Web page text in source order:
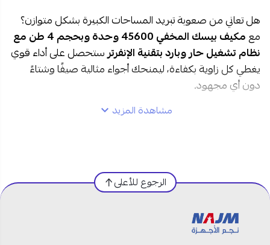
هل تعاني من صعوبة تبريد المساحات الكبيرة بشكل متوازن؟
مع
مكيف بيسك المخفي 45600 وحدة وبحجم 4 طن مع
نظام تشغيل حار وباردبتقنية الإنفرترستحصل على أداء قوي
يغطي كل زاوية بكفاءة، ليمنحك أجواء مثالية صيفًا وشتاءً
دون أي مجهود.
العلامة التجارية:بيسك
النوع:مكيف مخفي(Ducted)
الحجم:
نظام التشغيل:
مشاهدة المزيد
الرجوع للأعلى